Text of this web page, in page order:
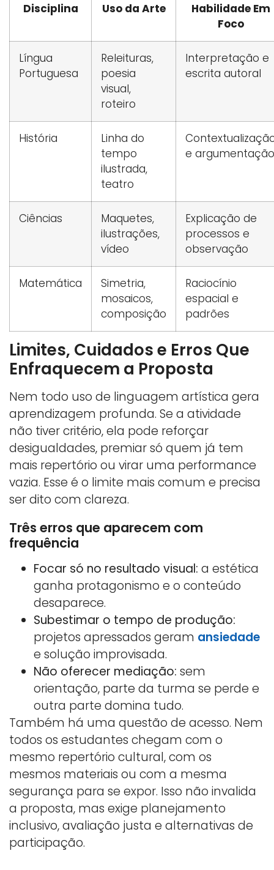
Disciplina Uso da Arte
Habilidade Em
Foco
Língua
Portuguesa
Releituras,
poesia
visual,
roteiro
Interpretação e
escrita autoral
História
Linha do
tempo
ilustrada,
teatro
e argumentação
Ciências
Maquetes,
ilustrações,
vídeo
Explicação de
processos e
observação
Matemática
Simetria,
mosaicos,
composição
Raciocínio
espacial e
padrões
Limites, Cuidados e Erros Que
Enfraquecem a Proposta
Nem todo uso de linguagem artística gera
aprendizagem profunda. Se a atividade
não tiver critério, ela pode reforçar
desigualdades, premiar só quem já tem
mais repertório ou virar uma performance
vazia. Esse é o limite mais comum e precisa
ser dito com clareza.
Três erros que aparecem com
frequência
Focar só no resultado visual: a estética
ganha protagonismo e o conteúdo
desaparece.
Subestimar o tempo de produção:
projetos apressados geram ansiedade
e solução improvisada.
Não oferecer mediação: sem
orientação, parte da turma se perde e
outra parte domina tudo.
Também há uma questão de acesso. Nem
todos os estudantes chegam com o
mesmo repertório cultural, com os
mesmos materiais ou com a mesma
segurança para se expor. Isso não invalida
a proposta, mas exige planejamento
inclusivo, avaliação justa e alternativas de
participação.